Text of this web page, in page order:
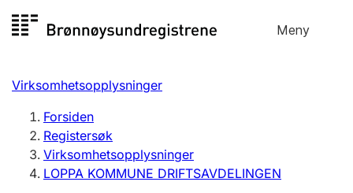
til
Meny
Registersøk
Aksjeselskap
Enkeltpersonforetak
Registrere, endre, slette
Virksomhetsopplysninger
Forsiden
Registersøk
Virksomhetsopplysninger
LOPPA KOMMUNE DRIFTSAVDELINGEN